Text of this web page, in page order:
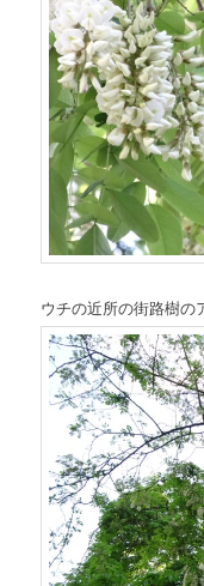
ウチの近所の街路樹の